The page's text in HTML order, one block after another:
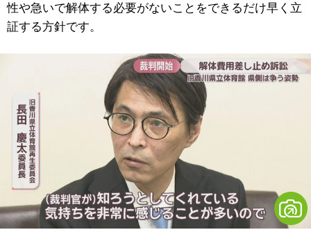
性や急いで解体する必要がないことをできるだけ早く立
証する方針です。